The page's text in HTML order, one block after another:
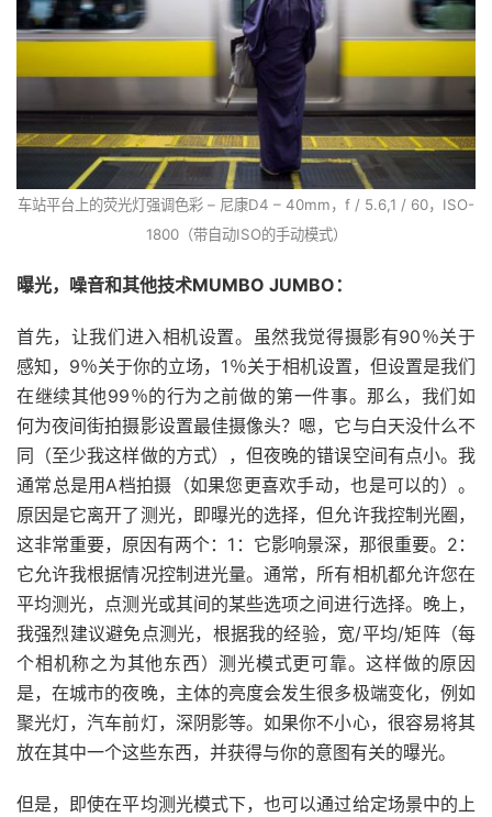
车站平台上的荧光灯强调色彩 – 尼康D4 – 40mm，f / 5.6,1 / 60，ISO-
1800（带自动ISO的手动模式）
曝光，噪音和其他技术MUMBO JUMBO：
首先，让我们进入相机设置。虽然我觉得摄影有90％关于
感知，9％关于你的立场，1％关于相机设置，但设置是我们
在继续其他99％的行为之前做的第一件事。那么，我们如
何为夜间街拍摄影设置最佳摄像头？嗯，它与白天没什么不
同（至少我这样做的方式），但夜晚的错误空间有点小。 我
通常总是用A档拍摄（如果您更喜欢手动，也是可以的）。
原因是它离开了测光，即曝光的选择，但允许我控制光圈，
这非常重要，原因有两个：1： 它影响景深，那很重要。2：
它允许我根据情况控制进光量。通常，所有相机都允许您在
平均测光，点测光或其间的某些选项之间进行选择。晚上，
我强烈建议避免点测光，根据我的经验，宽/平均/矩阵（每
个相机称之为其他东西）测光模式更可靠。这样做的原因
是，在城市的夜晚，主体的亮度会发生很多极端变化，例如
聚光灯，汽车前灯，深阴影等。如果你不小心，很容易将其
放在其中一个这些东西，并获得与你的意图有关的曝光。
但是，即使在平均测光模式下，也可以通过给定场景中的上